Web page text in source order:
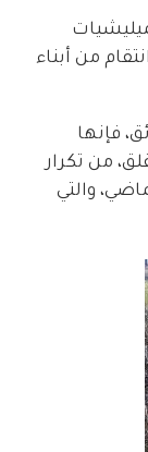
من أبناء
فإنها
من تكرار
والتي